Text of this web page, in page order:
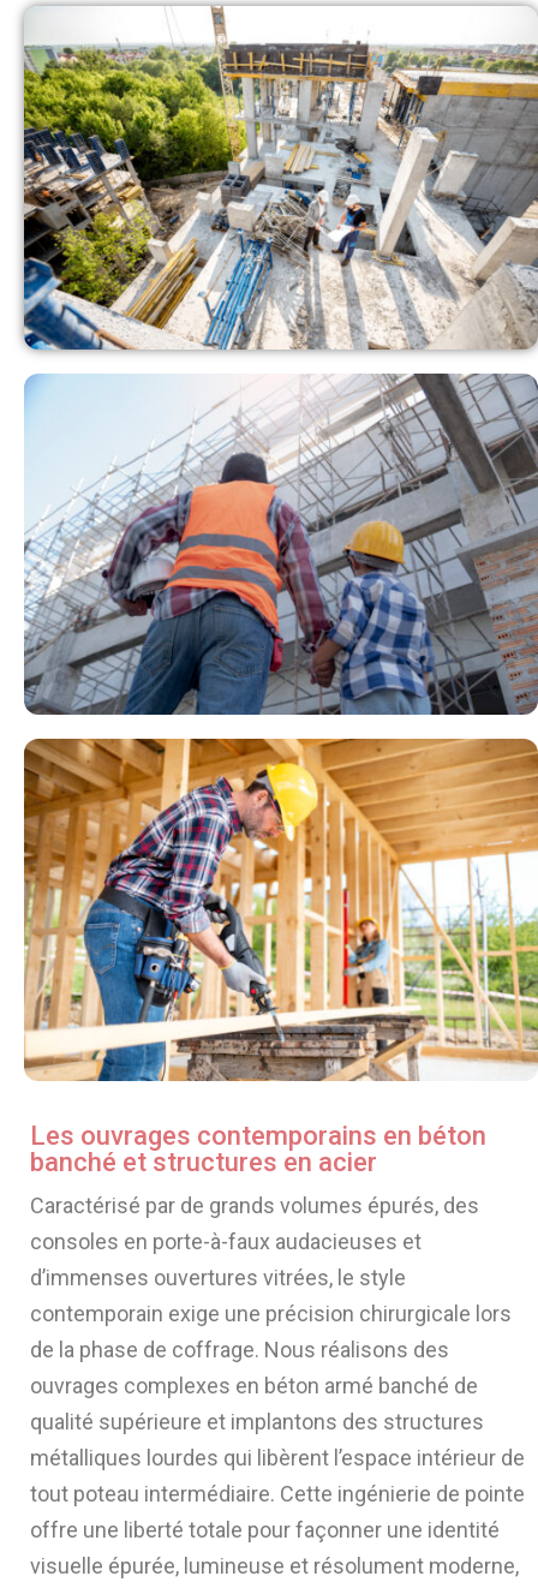
Les ouvrages contemporains en béton
banché et structures en acier
Caractérisé par de grands volumes épurés, des
consoles en porte-à-faux audacieuses et
d’immenses ouvertures vitrées, le style
contemporain exige une précision chirurgicale lors
de la phase de coffrage. Nous réalisons des
ouvrages complexes en béton armé banché de
qualité supérieure et implantons des structures
métalliques lourdes qui libèrent l’espace intérieur de
tout poteau intermédiaire. Cette ingénierie de pointe
offre une liberté totale pour façonner une identité
visuelle épurée, lumineuse et résolument moderne,